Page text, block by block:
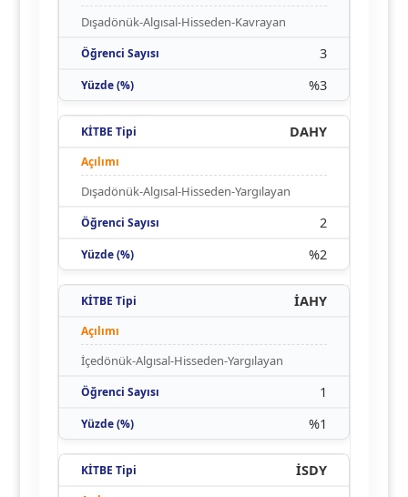
Dışadönük-Algısal-Hisseden-Kavrayan
3
%3
DAHY
Dışadönük-Algısal-Hisseden-Yargılayan
2
%2
İAHY
İçedönük-Algısal-Hisseden-Yargılayan
1
%1
İSDY